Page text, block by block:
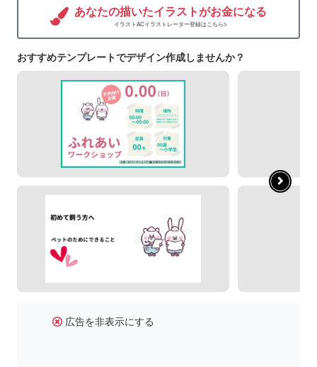
あなたの描いたイラストがお金になる
イラストACイラストレーター登録はこちら>
おすすめテンプレートでデザイン作成しませんか？
広告を非表示にする